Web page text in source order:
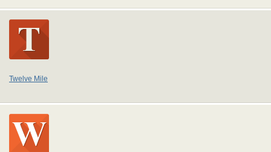
Twelve Mile